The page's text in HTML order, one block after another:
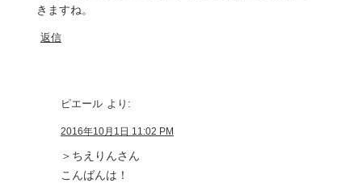
きますね。
返信
ピエール より:
2016年10月1日 11:02 PM
＞ちえりんさん
こんばんは！